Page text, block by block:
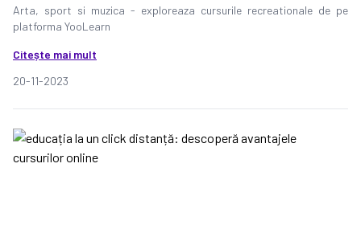
Arta, sport si muzica - exploreaza cursurile recreationale de pe
platforma YooLearn
Citește mai mult
20-11-2023